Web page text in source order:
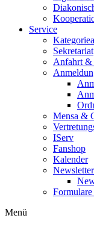
Service
Sekretariat
Anfahrt &
Mensa &
IServ
Fanshop
Kalender
Newsletter
Menü